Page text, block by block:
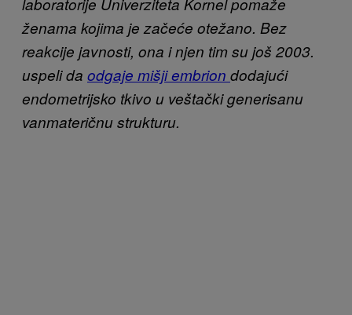
ženama kojima je začeće otežano. Bez
reakcije javnosti, ona i njen tim su još 2003.
uspeli da odgaje mišji embrion dodajući
endometrijsko tkivo u veštački generisanu
vanmateričnu strukturu.